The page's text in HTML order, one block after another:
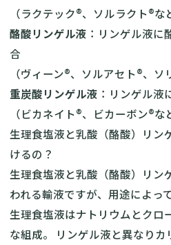
（ラクテック®︎、ソルラクト®︎な
酪酸リンゲル液 ：リンゲル液に
合
（ヴィーン®︎、ソルアセト®︎、ソ
重炭酸リンゲル液 ：リンゲル液
（ビカネイト®︎、ビカーボン®︎な
生理食塩液と乳酸（酪酸）リン
けるの？
生理食塩液と乳酸（酪酸）リン
われる輸液ですが、用途によっ
生理食塩液はナトリウムとクロ
な組成。 リンゲル液と異なり